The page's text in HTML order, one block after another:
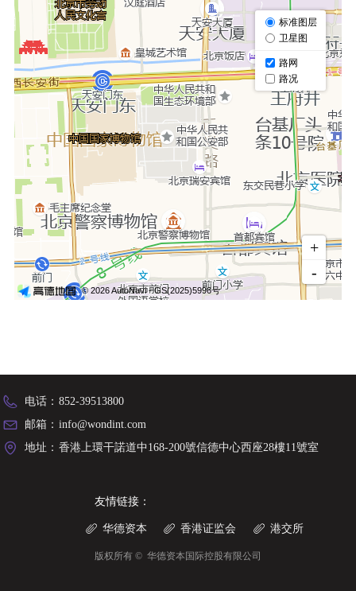
版权所有 © 华德资本国际控股有限公司
电话： 852-39513800
邮箱： info@wondint.com
地址： 香港上環干諾道中168-200號信德中心西座28樓11號室
友情链接：
ꁨ 香港证监会 ꁨ 港交所
ꁨ 华德资本